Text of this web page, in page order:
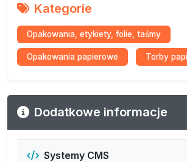
Kategorie
Opakowania, etykiety, folie, taśmy
Opakowania papierowe Torby
Dodatkowe informacje
Systemy CMS